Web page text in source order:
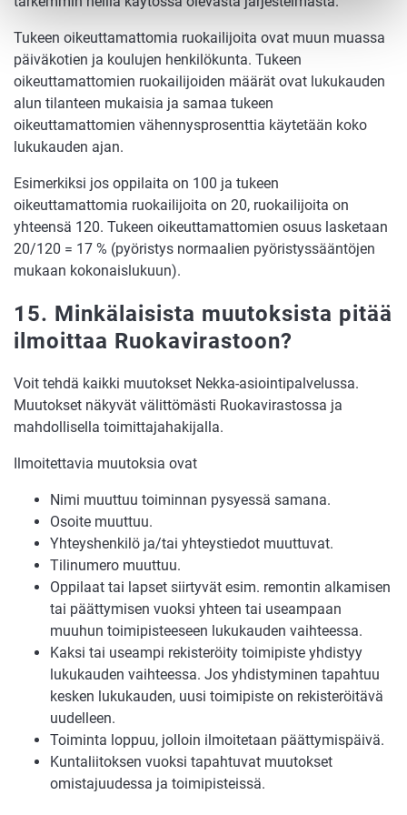
Tukeen oikeuttamattomia ruokailijoita ovat muun muassa
päiväkotien ja koulujen henkilökunta. Tukeen
oikeuttamattomien ruokailijoiden määrät ovat lukukauden
alun tilanteen mukaisia ja samaa tukeen
oikeuttamattomien vähennysprosenttia käytetään koko
lukukauden ajan.
Esimerkiksi jos oppilaita on 100 ja tukeen
oikeuttamattomia ruokailijoita on 20, ruokailijoita on
yhteensä 120. Tukeen oikeuttamattomien osuus lasketaan
20/120 = 17 % (pyöristys normaalien pyöristyssääntöjen
mukaan kokonaislukuun).
15. Minkälaisista muutoksista pitää
ilmoittaa Ruokavirastoon?
Voit tehdä kaikki muutokset Nekka-asiointipalvelussa.
Muutokset näkyvät välittömästi Ruokavirastossa ja
mahdollisella toimittajahakijalla.
Ilmoitettavia muutoksia ovat
Nimi muuttuu toiminnan pysyessä samana.
Osoite muuttuu.
Yhteyshenkilö ja/tai yhteystiedot muuttuvat.
Tilinumero muuttuu.
Oppilaat tai lapset siirtyvät esim. remontin alkamisen
tai päättymisen vuoksi yhteen tai useampaan
muuhun toimipisteeseen lukukauden vaihteessa.
Kaksi tai useampi rekisteröity toimipiste yhdistyy
lukukauden vaihteessa. Jos yhdistyminen tapahtuu
kesken lukukauden, uusi toimipiste on rekisteröitävä
uudelleen.
Toiminta loppuu, jolloin ilmoitetaan päättymispäivä.
Kuntaliitoksen vuoksi tapahtuvat muutokset
omistajuudessa ja toimipisteissä.